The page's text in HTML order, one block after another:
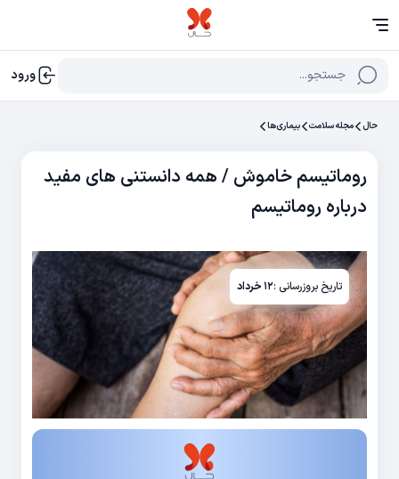
جستجو... ورود
حال مجله سلامت بیماری‌ها
روماتیسم خاموش / همه دانستنی های مفید
درباره روماتیسم
تاریخ بروزرسانی :۱۲ خرداد